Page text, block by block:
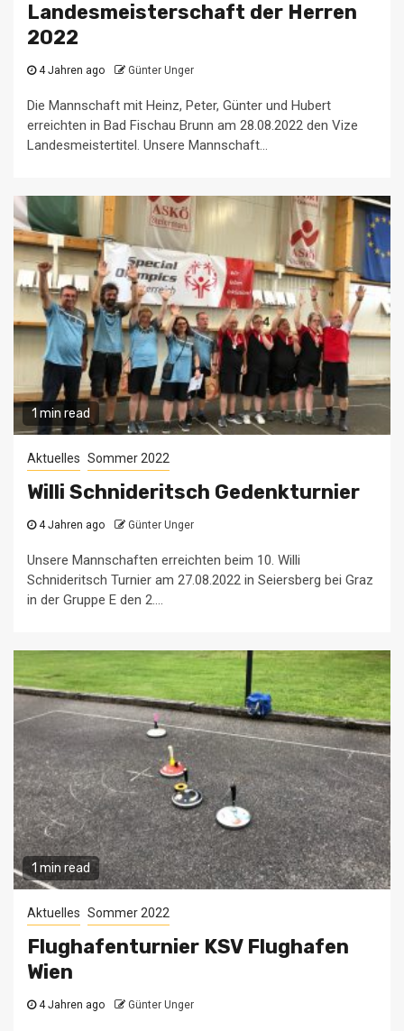
Landesmeisterschaft der Herren
2022
4 Jahren ago Günter Unger
Die Mannschaft mit Heinz, Peter, Günter und Hubert
erreichten in Bad Fischau Brunn am 28.08.2022 den Vize
Landesmeistertitel. Unsere Mannschaft...
1 min read
Aktuelles Sommer 2022
Willi Schnideritsch Gedenkturnier
4 Jahren ago Günter Unger
Unsere Mannschaften erreichten beim 10. Willi
Schnideritsch Turnier am 27.08.2022 in Seiersberg bei Graz
in der Gruppe E den 2....
1 min read
Aktuelles Sommer 2022
Flughafenturnier KSV Flughafen
Wien
4 Jahren ago Günter Unger